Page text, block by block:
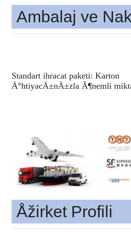
Ambalaj ve
Standart ihracat paketi: Karton
Ä°htiyacÄ±nÄ±zla Ã¶nemli
Åžirket Profili